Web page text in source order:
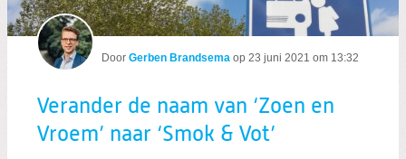
Zoeken:
Door Gerben Brandsema op 23 juni 2021 om 13:32
Verander de naam van ‘Zoen en
Vroem’ naar ‘Smok & Vot’